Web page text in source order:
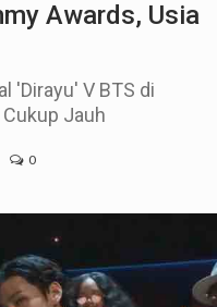
Awards, Usia
'Dirayu' V BTS di
Jauh
0